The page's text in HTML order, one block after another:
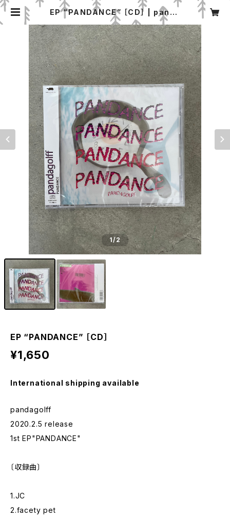
EP “PANDANCE” ［CD］ | panda
golff web shop
1/2
EP “PANDANCE” ［CD］
¥1,650
International shipping available
pandagolff
2020.2.5 release
1st EP"PANDANCE"
〔収録曲〕
1.JC
2.facety pet